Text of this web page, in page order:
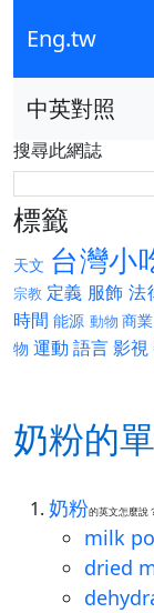
Eng.tw
中英對照
搜尋此網誌
標籤
天文 台灣小
宗教 定義 服飾 法
時間 能源 動物 商業
物 運動 語言影視
奶粉的
奶粉的英文怎麼說
milk
dried